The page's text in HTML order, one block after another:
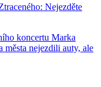
Nejezděte
koncertu Marka
města nejezdili auty, ale